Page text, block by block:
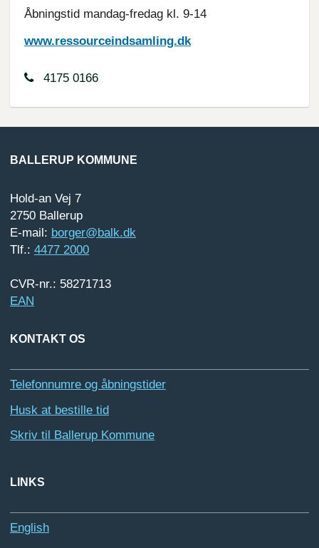
Åbningstid mandag-fredag kl. 9-14
www.ressourceindsamling.dk
4175 0166
BALLERUP KOMMUNE
Hold-an Vej 7
2750 Ballerup
E-mail: borger@balk.dk
Tlf.: 4477 2000
CVR-nr.: 58271713
EAN
KONTAKT OS
Telefonnumre og åbningstider
Husk at bestille tid
Skriv til Ballerup Kommune
LINKS
English